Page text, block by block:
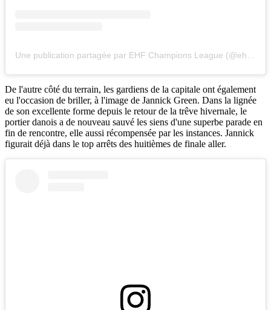
De l'autre côté du terrain, les gardiens de la capitale ont également
eu l'occasion de briller, à l'image de Jannick Green. Dans la lignée
de son excellente forme depuis le retour de la trêve hivernale, le
portier danois a de nouveau sauvé les siens d'une superbe parade en
fin de rencontre, elle aussi récompensée par les instances. Jannick
figurait déjà dans le top arrêts des huitièmes de finale aller.